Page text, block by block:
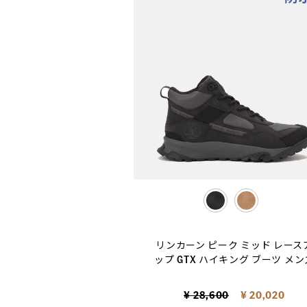
selected
リンカーン ピーク ミッド レース
ップ GTX ハイキング ブーツ メン
Price reduced from
¥ 28,600to ¥ 20,020